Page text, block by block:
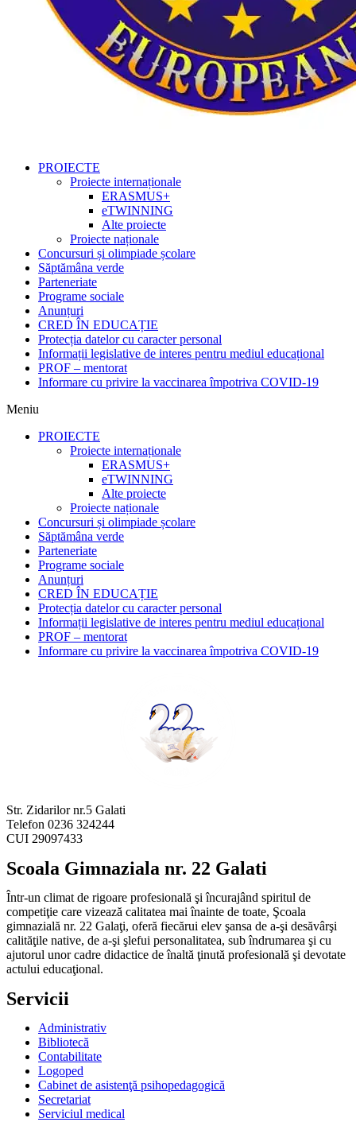
PROIECTE
Proiecte internaționale
ERASMUS+
eTWINNING
Alte proiecte
Proiecte naționale
Concursuri și olimpiade școlare
Săptămâna verde
Parteneriate
Programe sociale
Anunțuri
CRED ÎN EDUCAȚIE
Protecția datelor cu caracter personal
Informații legislative de interes pentru mediul educațional
PROF – mentorat
Informare cu privire la vaccinarea împotriva COVID-19
Meniu
PROIECTE
Proiecte internaționale
ERASMUS+
eTWINNING
Alte proiecte
Proiecte naționale
Concursuri și olimpiade școlare
Săptămâna verde
Parteneriate
Programe sociale
Anunțuri
CRED ÎN EDUCAȚIE
Protecția datelor cu caracter personal
Informații legislative de interes pentru mediul educațional
PROF – mentorat
Informare cu privire la vaccinarea împotriva COVID-19
Str. Zidarilor nr.5 Galati
Telefon 0236 324244
CUI 29097433
Scoala Gimnaziala nr. 22 Galati
Într-un climat de rigoare profesională şi încurajând spiritul de
competiţie care vizează calitatea mai înainte de toate, Şcoala
gimnazială nr. 22 Galaţi, oferă fiecărui elev şansa de a-şi desăvârşi
calităţile native, de a-şi şlefui personalitatea, sub îndrumarea şi cu
ajutorul unor cadre didactice de înaltă ţinută profesională şi devotate
actului educaţional.
Servicii
Administrativ
Bibliotecă
Contabilitate
Logoped
Cabinet de asistenţă psihopedagogică
Secretariat
Serviciul medical